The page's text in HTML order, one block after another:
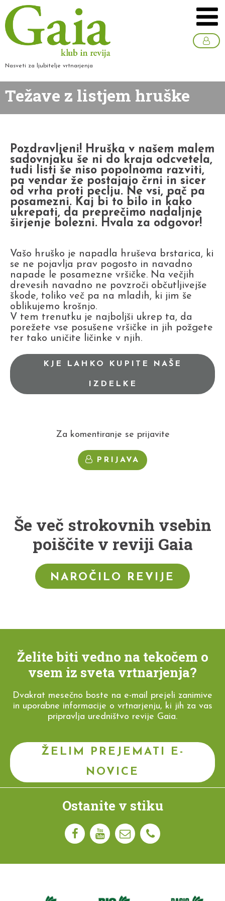
Nasveti za ljubitelje vrtnarjenja
Težave z listjem hruške
Pozdravljeni! Hruška v našem malem
sadovnjaku še ni do kraja odcvetela,
tudi listi še niso popolnoma razviti,
pa vendar že postajajo črni in sicer
od vrha proti peclju. Ne vsi, pač pa
posamezni. Kaj bi to bilo in kako
ukrepati, da preprečimo nadaljnje
širjenje bolezni. Hvala za odgovor!
Vašo hruško je napadla hruševa brstarica, ki
se ne pojavlja prav pogosto in navadno
napade le posamezne vršičke. Na večjih
drevesih navadno ne povzroči občutljivejše
škode, toliko več pa na mladih, ki jim še
oblikujemo krošnjo.
V tem trenutku je najboljši ukrep ta, da
porežete vse posušene vršičke in jih požgete
ter tako uničite ličinke v njih.
KJE LAHKO KUPITE NAŠE
IZDELKE
Za komentiranje se prijavite
PRIJAVA
Še več strokovnih vsebin
poiščite v reviji Gaia
NAROČILO REVIJE
Želite biti vedno na tekočem o
vsem iz sveta vrtnarjenja?
Dvakrat mesečno boste na e-mail prejeli zanimive
in uporabne informacije o vrtnarjenju, ki jih za vas
pripravlja uredništvo revije Gaia.
ŽELIM PREJEMATI E-
NOVICE
Ostanite v stiku